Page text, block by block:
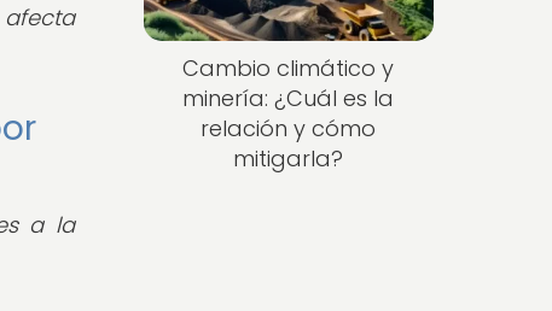
a la
Cambio climático y
minería: ¿Cuál es la
relación y cómo
mitigarla?